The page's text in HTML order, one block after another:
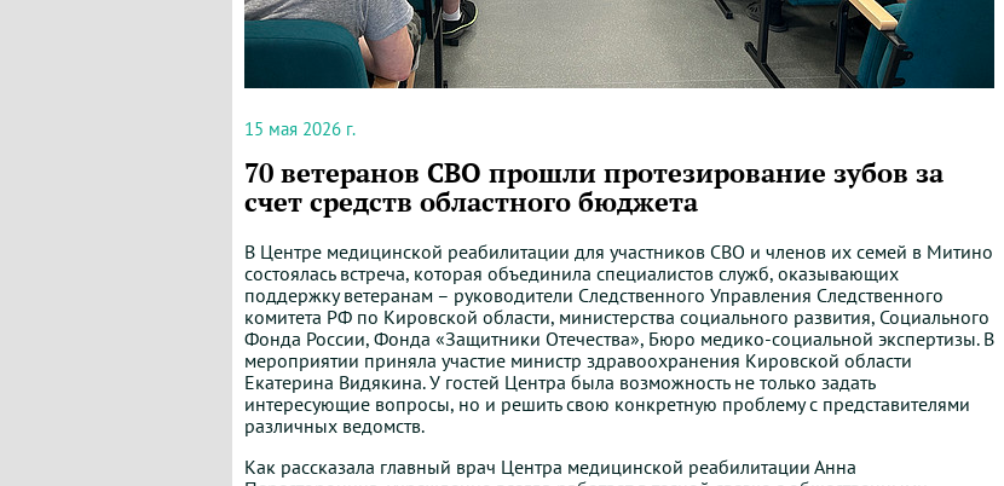
15 мая 2026 г.
70 ветеранов СВО прошли протезирование зубов за
счет средств областного бюджета
В Центре медицинской реабилитации для участников СВО и членов их семей в Митино
состоялась встреча, которая объединила специалистов служб, оказывающих
поддержку ветеранам – руководители Следственного Управления Следственного
комитета РФ по Кировской области, министерства социального развития, Социального
Фонда России, Фонда «Защитники Отечества», Бюро медико-социальной экспертизы. В
мероприятии приняла участие министр здравоохранения Кировской области
Екатерина Видякина. У гостей Центра была возможность не только задать
интересующие вопросы, но и решить свою конкретную проблему с представителями
различных ведомств.
Как рассказала главный врач Центра медицинской реабилитации Анна